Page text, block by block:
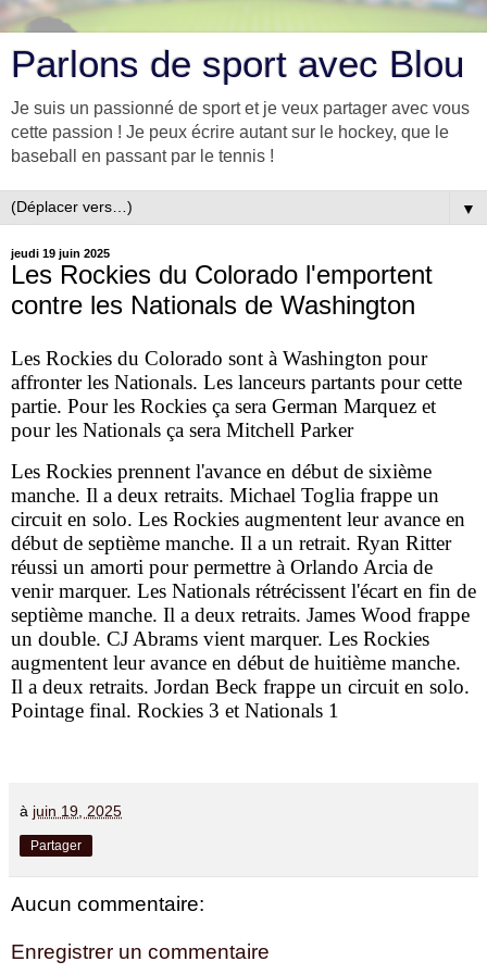
Parlons de sport avec Blou
Je suis un passionné de sport et je veux partager avec vous
cette passion ! Je peux écrire autant sur le hockey, que le
baseball en passant par le tennis !
▼
jeudi 19 juin 2025
Les Rockies du Colorado l'emportent
contre les Nationals de Washington
Les Rockies du Colorado sont à Washington pour
affronter les Nationals. Les lanceurs partants pour cette
partie. Pour les Rockies ça sera German Marquez et
pour les Nationals ça sera Mitchell Parker
Les Rockies prennent l'avance en début de sixième
manche. Il a deux retraits. Michael Toglia frappe un
circuit en solo. Les Rockies augmentent leur avance en
début de septième manche. Il a un retrait. Ryan Ritter
réussi un amorti pour permettre à Orlando Arcia de
venir marquer. Les Nationals rétrécissent l'écart en fin de
septième manche. Il a deux retraits. James Wood frappe
un double. CJ Abrams vient marquer. Les Rockies
augmentent leur avance en début de huitième manche.
Il a deux retraits. Jordan Beck frappe un circuit en solo.
Pointage final. Rockies 3 et Nationals 1
à juin 19, 2025
Partager
Aucun commentaire:
Enregistrer un commentaire